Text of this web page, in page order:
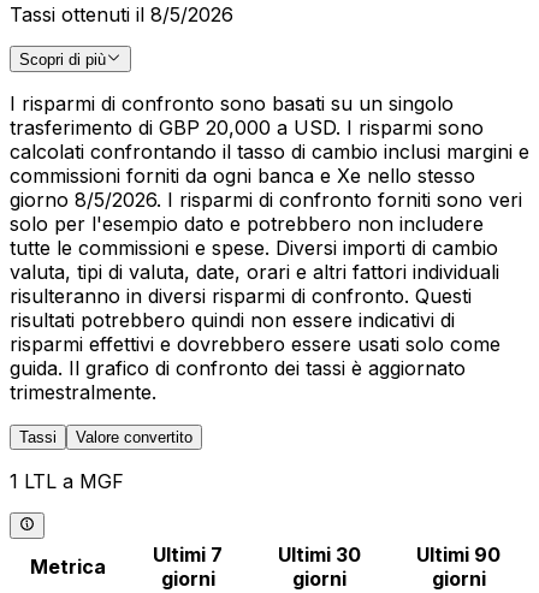
Tassi ottenuti il 8/5/2026
Scopri di più
I risparmi di confronto sono basati su un singolo
trasferimento di GBP 20,000 a USD. I risparmi sono
calcolati confrontando il tasso di cambio inclusi margini e
commissioni forniti da ogni banca e Xe nello stesso
giorno 8/5/2026. I risparmi di confronto forniti sono veri
solo per l'esempio dato e potrebbero non includere
tutte le commissioni e spese. Diversi importi di cambio
valuta, tipi di valuta, date, orari e altri fattori individuali
risulteranno in diversi risparmi di confronto. Questi
risultati potrebbero quindi non essere indicativi di
risparmi effettivi e dovrebbero essere usati solo come
guida. Il grafico di confronto dei tassi è aggiornato
trimestralmente.
Tassi Valore convertito
1 LTL a MGF
Metrica
Ultimi 7
giorni
Ultimi 30
giorni
Ultimi 90
giorni